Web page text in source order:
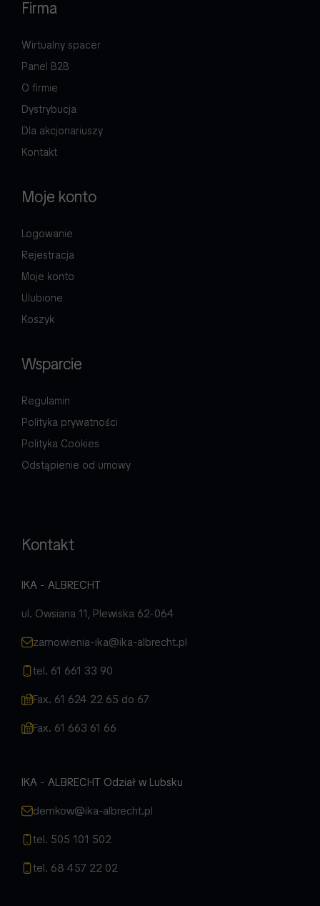
Firma
Wirtualny spacer
Panel B2B
O firmie
Dystrybucja
Dla akcjonariuszy
Kontakt
Moje konto
Logowanie
Rejestracja
Moje konto
Ulubione
Koszyk
Wsparcie
Regulamin
Polityka prywatności
Polityka Cookies
Odstąpienie od umowy
Kontakt
IKA - ALBRECHT
ul. Owsiana 11, Plewiska 62-064
zamowienia-ika@ika-albrecht.pl
tel. 61 661 33 90
Fax. 61 624 22 65 do 67
Fax. 61 663 61 66
IKA - ALBRECHT Odział w Lubsku
demkow@ika-albrecht.pl
tel. 505 101 502
tel. 68 457 22 02